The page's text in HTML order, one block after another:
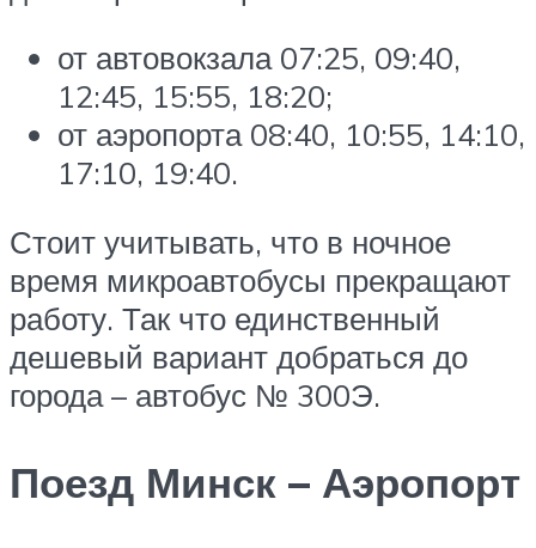
от автовокзала 07:25, 09:40,
12:45, 15:55, 18:20;
от аэропорта 08:40, 10:55, 14:10,
17:10, 19:40.
Стоит учитывать, что в ночное
время микроавтобусы прекращают
работу. Так что единственный
дешевый вариант добраться до
города – автобус № 300Э.
Поезд Минск – Аэропорт